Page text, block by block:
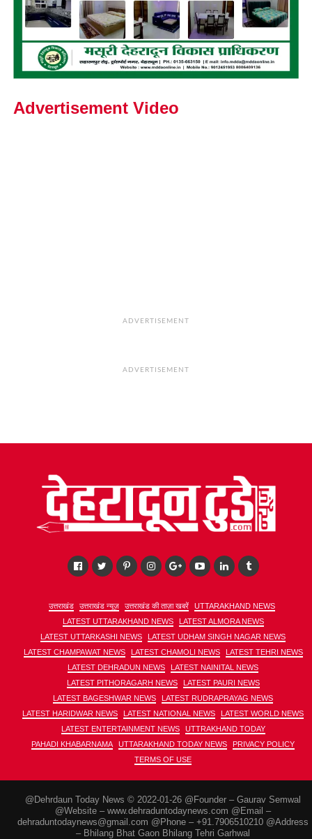
Advertisement Video
ADVERTISEMENT
ADVERTISEMENT
उत्तराखंड उत्तराखंड न्यूज़ उत्तराखंड की ताज़ा खबरें
UTTARAKHAND NEWS
LATEST UTTARAKHAND NEWS
LATEST ALMORA NEWS
LATEST UTTARKASHI NEWS
LATEST UDHAM SINGH NAGAR NEWS
LATEST CHAMPAWAT NEWS
LATEST CHAMOLI NEWS
LATEST TEHRI NEWS
LATEST DEHRADUN NEWS
LATEST NAINITAL NEWS
LATEST PITHORAGARH NEWS
LATEST PAURI NEWS
LATEST BAGESHWAR NEWS
LATEST RUDRAPRAYAG NEWS
LATEST HARIDWAR NEWS
LATEST NATIONAL NEWS
LATEST WORLD NEWS
LATEST ENTERTAINMENT NEWS
UTTRAKHAND TODAY
PAHADI KHABARNAMA
UTTARAKHAND TODAY NEWS
PRIVACY POLICY
TERMS OF USE
@Dehrdaun Today News © 2022-01-26 @Founder – Gaurav Semwal
@Website – www.dehraduntodaynews.com @Email –
dehraduntodaynews@gmail.com @Phone – +91.7906510210 @Address
– Bhilang Bhat Gaon Bhilang Tehri Garhwal